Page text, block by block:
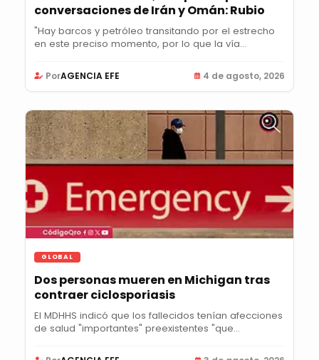
conversaciones de Irán y Omán: Rubio
"Hay barcos y petróleo transitando por el estrecho
en este preciso momento, por lo que la vía...
PorAGENCIA EFE 4 de agosto, 2026
GLOBAL
Dos personas mueren en Michigan tras
contraer ciclosporiasis
El MDHHS indicó que los fallecidos tenían afecciones
de salud "importantes" preexistentes "que...